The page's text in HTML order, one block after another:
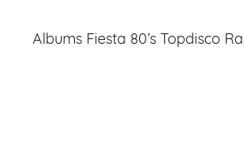
Albums Fiesta 80’s Topdisco